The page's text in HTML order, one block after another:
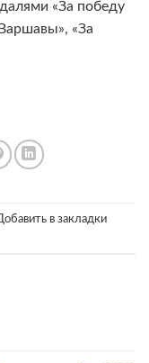
«За победу
«За
в закладки